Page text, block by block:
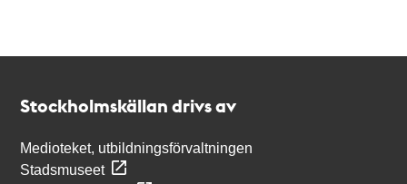
Stockholmskällan drivs av
Medioteket, utbildningsförvaltningen
Stadsmuseet